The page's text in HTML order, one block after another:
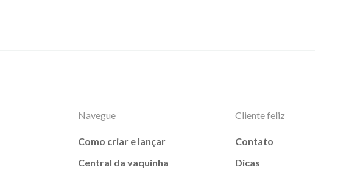
Navegue
Como criar e lançar
Central da vaquinha
Cliente feliz
Contato
Dicas